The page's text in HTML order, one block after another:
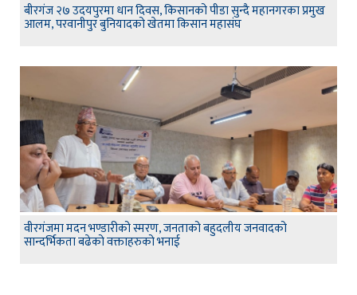
बीरगंज २७ उदयपुरमा धान दिवस, किसानको पीडा सुन्दै महानगरका प्रमुख
आलम, परवानीपुर बुनियादको खेतमा किसान महासंघ
वीरगंजमा मदन भण्डारीको स्मरण, जनताको बहुदलीय जनवादको
सान्दर्भिकता बढेको वक्ताहरुको भनाई